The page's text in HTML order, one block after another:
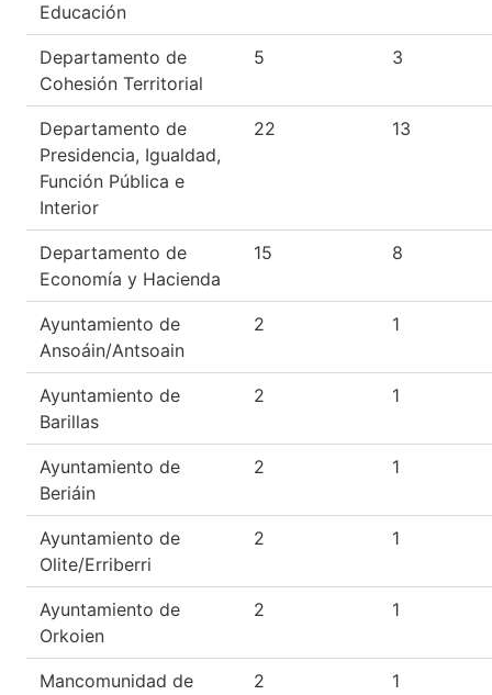
Educación
Departamento de
Cohesión Territorial
5 3
Departamento de
Presidencia, Igualdad,
Función Pública e
Interior
22 13
Departamento de
Economía y Hacienda
15 8
Ayuntamiento de
Ansoáin/Antsoain
2 1
Ayuntamiento de
Barillas
2 1
Ayuntamiento de
Beriáin
2 1
Ayuntamiento de
Olite/Erriberri
2 1
Ayuntamiento de
Orkoien
2 1
Mancomunidad de
2 1